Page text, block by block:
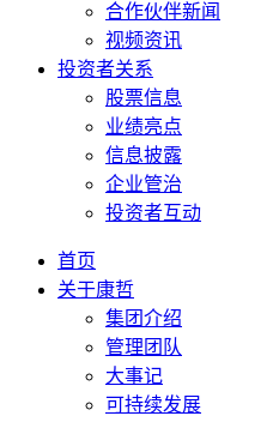
合作伙伴新闻
视频资讯
投资者关系
股票信息
业绩亮点
信息披露
企业管治
投资者互动
首页
关于康哲
集团介绍
管理团队
大事记
可持续发展